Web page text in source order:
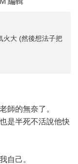
火大 (然後想法子把
師的無奈了。
是半死不活說他快
自己。